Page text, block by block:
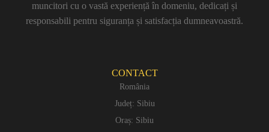
muncitori cu o vastă experiență în domeniu, dedicați și
responsabili pentru siguranța și satisfacția dumneavoastră.
CONTACT
România
Județ: Sibiu
Oraș: Sibiu